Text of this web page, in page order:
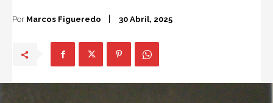
Por Marcos Figueredo 30 Abril, 2025